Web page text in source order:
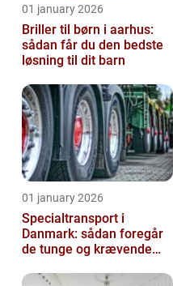
01 january 2026
Briller til børn i aarhus:
sådan får du den bedste
løsning til dit barn
01 january 2026
Specialtransport i
Danmark: sådan foregår
de tunge og krævende